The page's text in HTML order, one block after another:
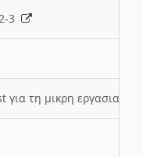
3
τη μικρη εργασια